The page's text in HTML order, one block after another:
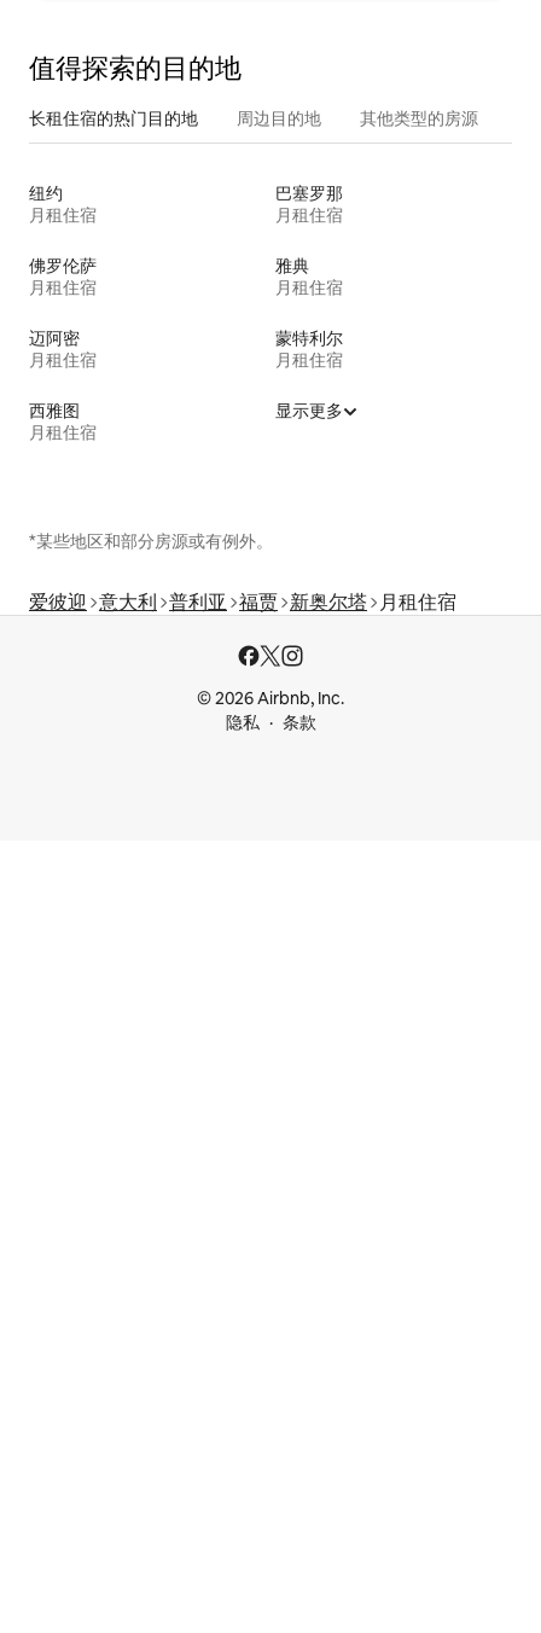
值得探索的目的地
长租住宿的热门目的地 周边目的地 其他类型的房源
纽约
月租住宿
巴塞罗那
月租住宿
佛罗伦萨
月租住宿
雅典
月租住宿
迈阿密
月租住宿
蒙特利尔
月租住宿
西雅图
月租住宿
显示更多
*某些地区和部分房源或有例外。
爱彼迎 意大利 普利亚 福贾 新奥尔塔 月租住宿
© 2026 Airbnb, Inc.
隐私
条款